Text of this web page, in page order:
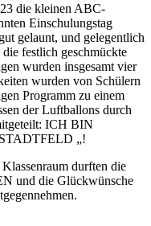
die kleinen ABC-
Einschulungstag
gelaunt, und gelegentlich
festlich geschmückte
wurden insgesamt vier
wurden von Schülern
Programm zu einem
der Luftballons durch
ICH BIN
„!
durften die
und die Glückwünsche